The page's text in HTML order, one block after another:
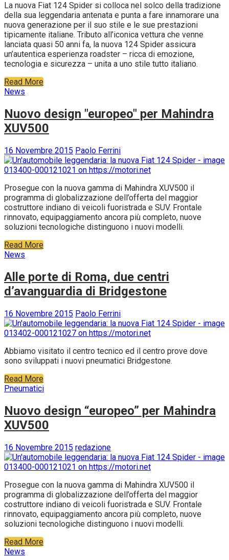
La nuova Fiat 124 Spider si colloca nel solco della tradizione
della sua leggendaria antenata e punta a fare innamorare una
nuova generazione per il suo stile e le sue prestazioni
tipicamente italiane. Tributo all’iconica vettura che venne
lanciata quasi 50 anni fa, la nuova 124 Spider assicura
un’autentica esperienza roadster – ricca di emozione,
tecnologia e sicurezza – unita a uno stile tutto italiano.
Read More
News
Nuovo design "europeo" per Mahindra
XUV500
16 Novembre 2015 Paolo Ferrini
Prosegue con la nuova gamma di Mahindra XUV500 il
programma di globalizzazione dell’offerta del maggior
costruttore indiano di veicoli fuoristrada e SUV. Frontale
rinnovato, equipaggiamento ancora più completo, nuove
soluzioni tecnologiche distinguono i nuovi modelli.
Read More
News
Alle porte di Roma, due centri
d’avanguardia di Bridgestone
16 Novembre 2015 Paolo Ferrini
Abbiamo visitato il centro tecnico ed il centro prove dove
sono sviluppati i nuovi pneumatici Bridgestone.
Read More
Pneumatici
Nuovo design “europeo” per Mahindra
XUV500
16 Novembre 2015 redazione
Prosegue con la nuova gamma di Mahindra XUV500 il
programma di globalizzazione dell’offerta del maggior
costruttore indiano di veicoli fuoristrada e SUV. Frontale
rinnovato, equipaggiamento ancora più completo, nuove
soluzioni tecnologiche distinguono i nuovi modelli.
Read More
News